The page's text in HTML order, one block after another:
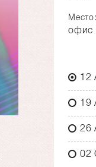
Место:
офис
12
19
26
02